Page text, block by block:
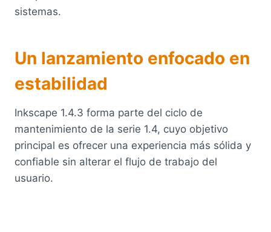
sistemas.
Un lanzamiento enfocado en
estabilidad
Inkscape 1.4.3 forma parte del ciclo de
mantenimiento de la serie 1.4, cuyo objetivo
principal es ofrecer una experiencia más sólida y
confiable sin alterar el flujo de trabajo del
usuario.